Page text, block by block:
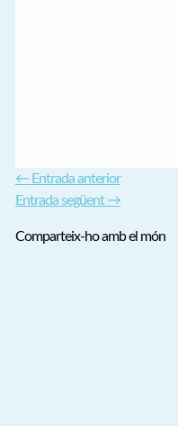
←Entrada anterior
Entrada següent→
Comparteix-ho amb el món